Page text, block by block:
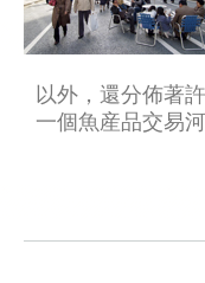
以外，還分佈著
一個魚産品交易